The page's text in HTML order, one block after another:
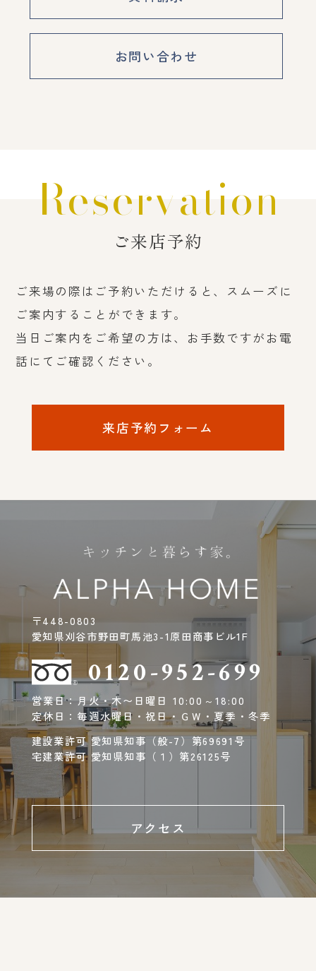
お問い合わせ
Reservation
ご来店予約
ご来場の際はご予約いただけると、スムーズに
ご案内することができます。
当日ご案内をご希望の方は、お手数ですがお電
話にてご確認ください。
来店予約フォーム
〒448-0803
愛知県刈谷市野田町馬池3-1原田商事ビル1F
0120-952-699
営業日：月火・木〜日曜日 10:00～18:00
定休日：毎週水曜日・祝日・ＧＷ・夏季・冬季
建設業許可 愛知県知事（般-7）第69691号
宅建業許可 愛知県知事（１）第26125号
アクセス